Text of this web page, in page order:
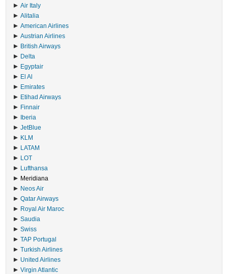
Air Italy
Alitalia
American Airlines
Austrian Airlines
British Airways
Delta
Egyptair
El Al
Emirates
Etihad Airways
Finnair
Iberia
JetBlue
KLM
LATAM
LOT
Lufthansa
Meridiana
Neos Air
Qatar Airways
Royal Air Maroc
Saudia
Swiss
TAP Portugal
Turkish Airlines
United Airlines
Virgin Atlantic